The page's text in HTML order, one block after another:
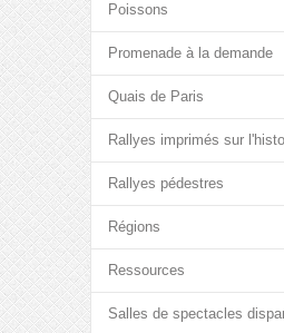
Poissons
Promenade à la demande
Quais de Paris
Rallyes imprimés sur
Rallyes pédestres
Régions
Ressources
Salles de spectacles